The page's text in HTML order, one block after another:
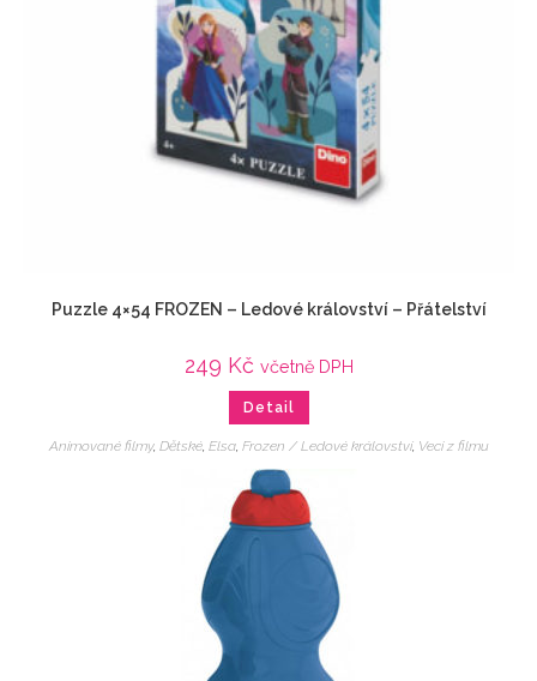
Puzzle 4×54 FROZEN – Ledové království – Přátelství
249 Kč včetně DPH
Detail
Animované filmy, Dětské, Elsa, Frozen / Ledové království, Veci z filmu